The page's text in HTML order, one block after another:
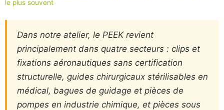
le plus souvent
Dans notre atelier, le PEEK revient
principalement dans quatre secteurs : clips et
fixations aéronautiques sans certification
structurelle, guides chirurgicaux stérilisables en
médical, bagues de guidage et pièces de
pompes en industrie chimique, et pièces sous